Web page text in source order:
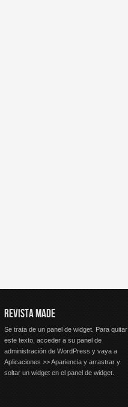
REVISTA MADE
Se trata de un panel de widget. Para quitar
este texto, acceder a su panel de
administración de WordPress y vaya a
Aplicaciones >> Apariencia y arrastrar y
soltar un widget en el panel de widget.